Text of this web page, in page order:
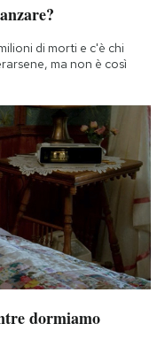
di morti e c'è chi
ma non è così
dormiamo